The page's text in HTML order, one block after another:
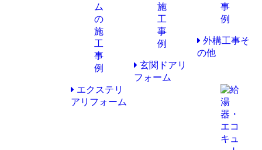
エクステリ
アリフォーム
玄関ドアリ
フォーム
外構工事そ
の他